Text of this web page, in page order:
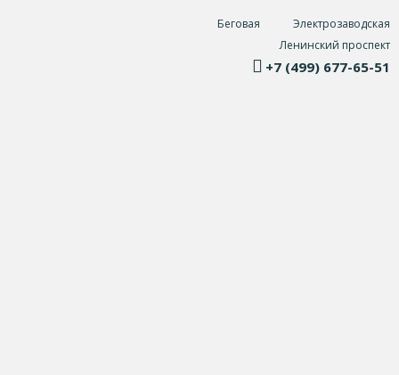
Беговая
Электрозаводская
Ленинский проспект
+7 (499) 677-65-51